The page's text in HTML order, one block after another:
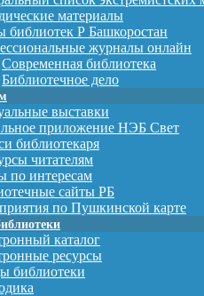
материалы
библиотек Р Башкоростан
журналы онлайн
Современная библиотека
Библиотечное дело
выставки
приложение НЭБ Свет
библиотекаря
читателям
по интересам
сайты РБ
по Пушкинской карте
каталог
ресурсы
библиотеки